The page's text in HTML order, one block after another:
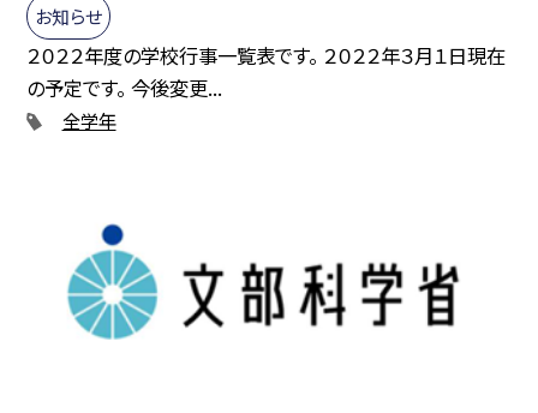
お知らせ
２０２２年度の学校行事一覧表です。 ２０２２年３月１日現在
の予定です。 今後変更...
全学年